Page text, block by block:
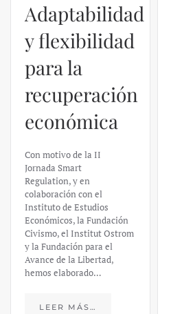
Adaptabilidad
y flexibilidad
para la
recuperación
económica
Con motivo de la II
Jornada Smart
Regulation, y en
colaboración con el
Instituto de Estudios
Económicos, la Fundación
Civismo, el Institut Ostrom
y la Fundación para el
Avance de la Libertad,
hemos elaborado…
LEER MÁS…